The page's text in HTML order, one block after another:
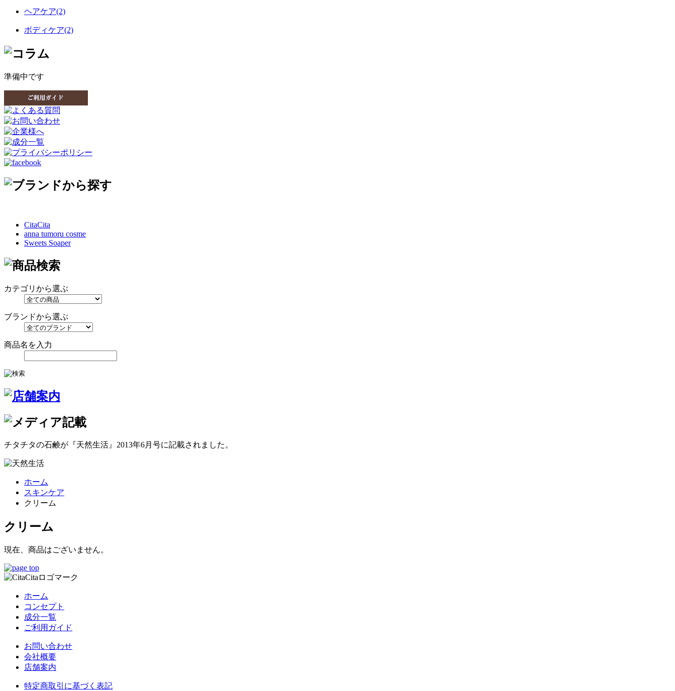
ヘアケア(2)
ボディケア(2)
準備中です
CitaCita
anna tumoru cosme
Sweets Soaper
カテゴリから選ぶ
ブランドから選ぶ
商品名を入力
チタチタの石鹸が『天然生活』2013年6月号に記載されました。
ホーム
スキンケア
クリーム
クリーム
現在、商品はございません。
ホーム
コンセプト
成分一覧
ご利用ガイド
お問い合わせ
会社概要
店舗案内
特定商取引に基づく表記